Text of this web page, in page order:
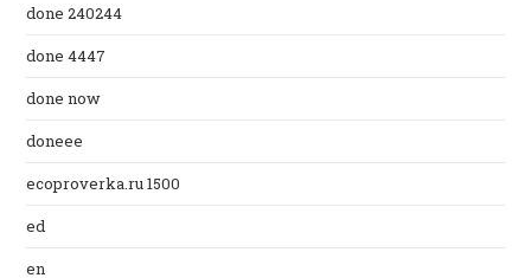
done 240244
done 4447
done now
doneee
ecoproverka.ru 1500
ed
en